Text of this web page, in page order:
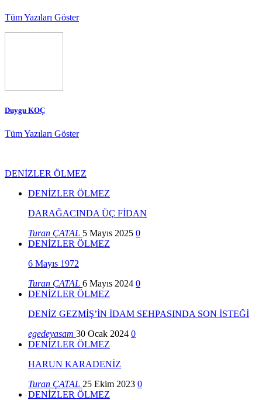
Tüm Yazıları Göster
Duygu KOÇ
Tüm Yazıları Göster
DENİZLER ÖLMEZ
DENİZLER ÖLMEZ
DARAĞACINDA ÜÇ FİDAN
Turan ÇATAL 5 Mayıs 2025 0
DENİZLER ÖLMEZ
6 Mayıs 1972
Turan ÇATAL 6 Mayıs 2024 0
DENİZLER ÖLMEZ
DENİZ GEZMİŞ’İN İDAM SEHPASINDA SON İSTEĞİ
egedeyasam 30 Ocak 2024 0
DENİZLER ÖLMEZ
HARUN KARADENİZ
Turan ÇATAL 25 Ekim 2023 0
DENİZLER ÖLMEZ